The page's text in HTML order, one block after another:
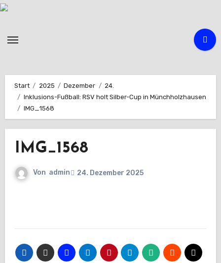
Zum
Start 2025 Dezember
24.
Inklusions-Fußball: RSV holt Silber-Cup in Münchholzhausen
IMG_1568
IMG_1568
Von admin 24. Dezember 2025